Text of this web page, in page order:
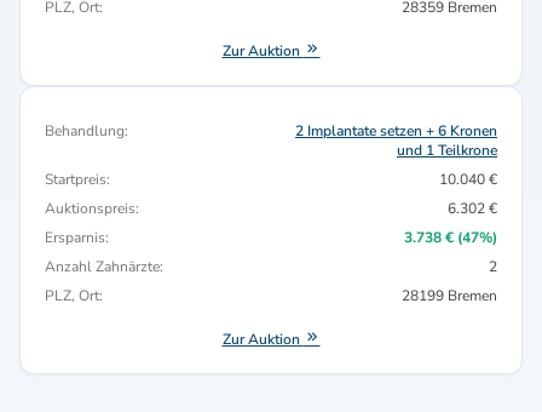
PLZ, Ort:
28359 Bremen
Zur Auktion
Behandlung:
2 Implantate setzen + 6 Kronen
und 1 Teilkrone
Startpreis:
10.040 €
Auktionspreis:
6.302 €
Ersparnis:
3.738 € (47%)
Anzahl Zahnärzte:
2
PLZ, Ort:
28199 Bremen
Zur Auktion